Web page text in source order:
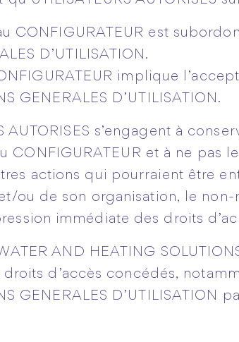
CONFIGURATEUR est
D’UTILISATION.
implique
GENERALES D’UTILISATION.
AUTORISES s’engagent à
CONFIGURATEUR et à ne pas
actions qui pourraient être
ou de son organisation, le
immédiate des droits
AND HEATING
d’accès concédés,
GENERALES D’UTILISATION